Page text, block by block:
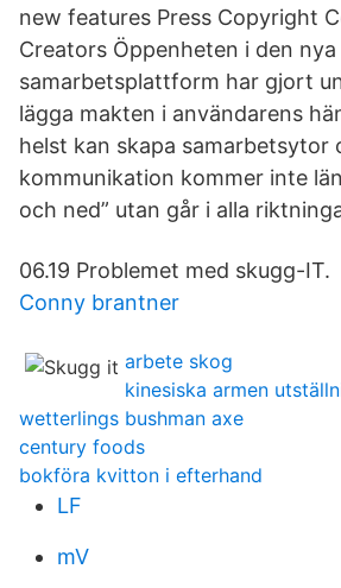
new features Press Copyright
Creators Öppenheten i den
samarbetsplattform har gjort
lägga makten i användarens
helst kan skapa samarbetsytor
kommunikation kommer inte
och ned” utan går i alla
06.19 Problemet med skugg-IT.
Conny brantner
arbete skog
kinesiska armen
wetterlings bushman axe
century foods
bokföra kvitton i efterhand
LF
mV